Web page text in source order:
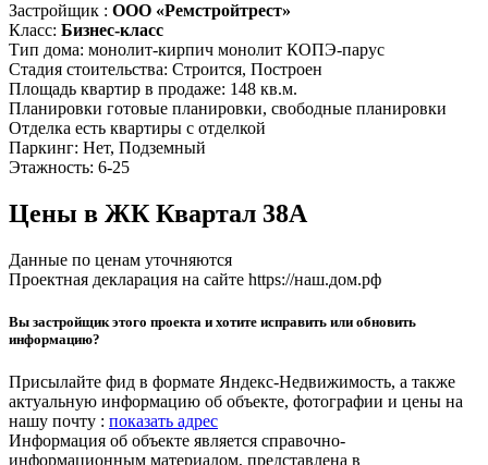
Застройщик : ООО «Ремстройтрест»
Класс: Бизнес-класс
Тип дома: монолит-кирпич монолит КОПЭ-парус
Стадия стоительства: Строится, Построен
Площадь квартир в продаже: 148 кв.м.
Планировки готовые планировки, свободные планировки
Отделка есть квартиры с отделкой
Паркинг: Нет, Подземный
Этажность: 6-25
Цены в ЖК Квартал 38А
Данные по ценам уточняются
Проектная декларация на сайте https://наш.дом.рф
Вы застройщик этого проекта и хотите исправить или обновить
информацию?
Присылайте фид в формате Яндекс-Недвижимость, а также
актуальную информацию об объекте, фотографии и цены на
нашу почту : показать адрес
Информация об объекте является справочно-
информационным материалом, представлена в